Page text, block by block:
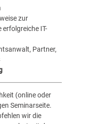
zur
IT-
Partner,
(online oder
Seminarseite.
wir die